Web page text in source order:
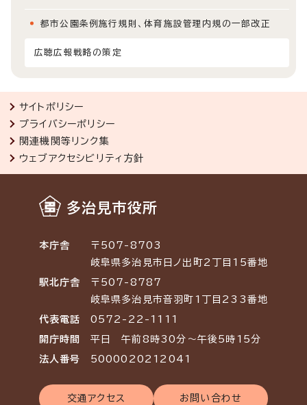
都市公園条例施行規則、体育施設管理内規の一部改正
広聴広報戦略の策定
サイトポリシー
プライバシーポリシー
関連機関等リンク集
ウェブアクセシビリティ方針
多治見市役所
本庁舎
〒507-8703
岐阜県多治見市日ノ出町2丁目15番地
駅北庁舎
〒507-8787
岐阜県多治見市音羽町1丁目233番地
代表電話 0572-22-1111
開庁時間 平日 午前8時30分～午後5時15分
法人番号 5000020212041
交通アクセス お問い合わせ